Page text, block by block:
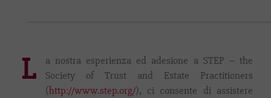
L
a nostra esperienza ed adesione a STEP – the
Society of Trust and Estate Practitioners
(http://www.step.org/), ci consente di assistere